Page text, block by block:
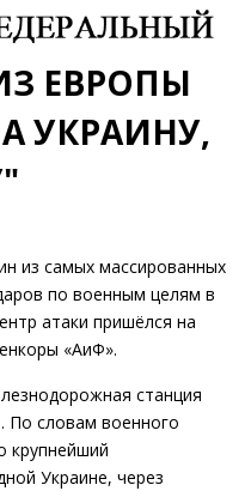
ЕВРОПЫ
УКРАИНУ,
из самых массированных
по военным целям в
атаки пришёлся на
«АиФ».
станция
По словам военного
крупнейший
Украине, через